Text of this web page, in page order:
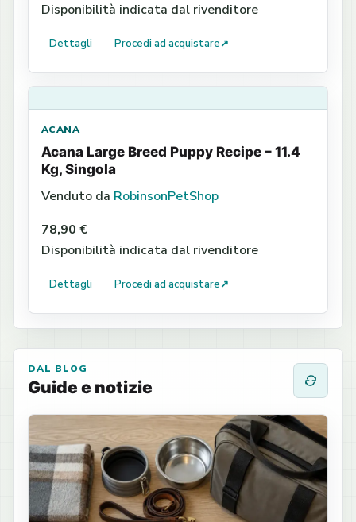
Disponibilità indicata dal rivenditore
Dettagli Procedi ad acquistare↗
ACANA
Acana Large Breed Puppy Recipe – 11.4
Kg, Singola
Venduto da RobinsonPetShop
78,90 €
Disponibilità indicata dal rivenditore
Dettagli Procedi ad acquistare↗
DAL BLOG
Guide e notizie